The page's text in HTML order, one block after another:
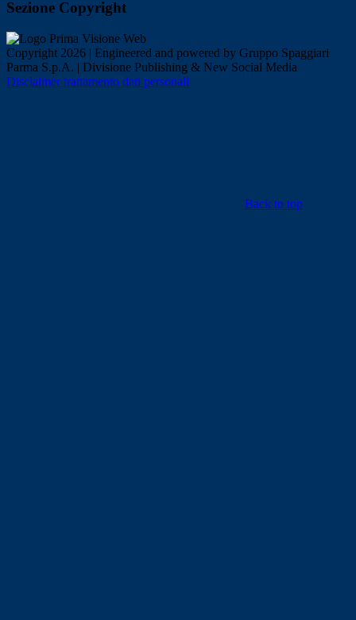
Sezione Copyright
Copyright 2026 | Engineered and powered by Gruppo Spaggiari
Parma S.p.A. | Divisione Publishing & New Social Media
Disclaimer trattamento dati personali
Back to top